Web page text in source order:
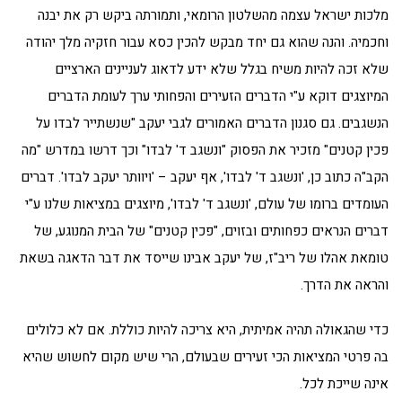
מלכות ישראל עצמה מהשלטון הרומאי, ותמורתה ביקש רק את יבנה
וחכמיה. והנה שהוא גם יחד מבקש להכין כסא עבור חזקיה מלך יהודה
שלא זכה להיות משיח בגלל שלא ידע לדאוג לעניינים הארציים
המיוצגים דוקא ע"י הדברים הזעירים והפחותי ערך לעומת הדברים
הנשגבים. גם סגנון הדברים האמורים לגבי יעקב "שנשתייר לבדו על
פכין קטנים" מזכיר את הפסוק "ונשגב ד' לבדו" וכך דרשו במדרש "מה
הקב"ה כתוב כן, 'ונשגב ד' לבדו', אף יעקב – 'ויוותר יעקב לבדו'. דברים
העומדים ברומו של עולם, 'ונשגב ד' לבדו', מיוצגים במציאות שלנו ע"י
דברים הנראים כפחותים ובזוים, "פכין קטנים" של הבית המנוגע, של
טומאת אהלו של ריב"ז, של יעקב אבינו שייסד את דבר הדאגה בשאת
והראה את הדרך.
כדי שהגאולה תהיה אמיתית, היא צריכה להיות כוללת. אם לא כלולים
בה פרטי המציאות הכי זעירים שבעולם, הרי שיש מקום לחשוש שהיא
אינה שייכת לכל.